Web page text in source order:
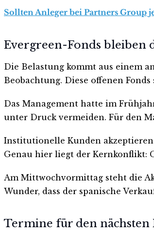
Sollten Anleger bei Partners Group
Evergreen-Fonds bleiben
Die Belastung kommt aus einem
Beobachtung. Diese offenen
Das Management hatte im
unter Druck vermeiden. Für den
Institutionelle Kunden
Genau hier liegt der Kernkonflikt:
Am Mittwochvormittag steht die
Wunder, dass der spanische
Termine für den nächsten